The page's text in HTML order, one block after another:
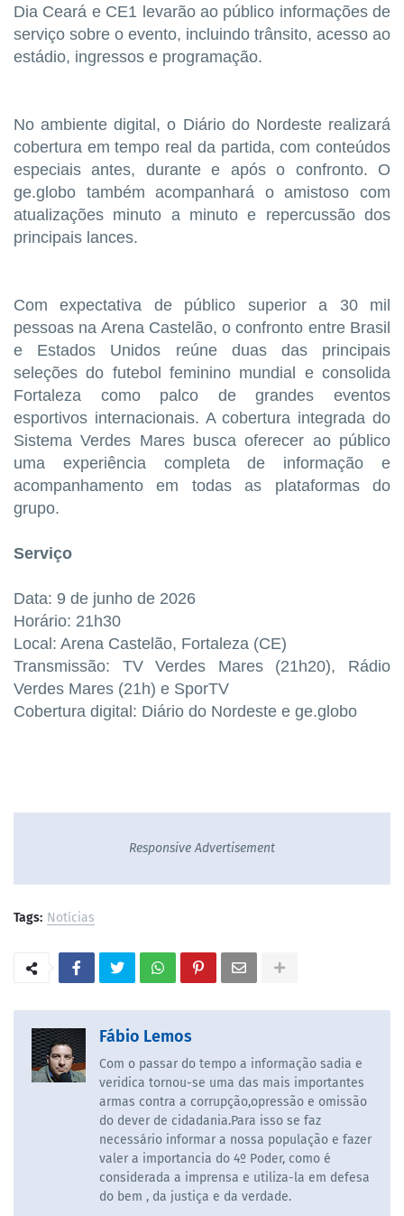
Dia Ceará e CE1 levarão ao público informações de
serviço sobre o evento, incluindo trânsito, acesso ao
estádio, ingressos e programação.
No ambiente digital, o Diário do Nordeste realizará
cobertura em tempo real da partida, com conteúdos
especiais antes, durante e após o confronto. O
ge.globo também acompanhará o amistoso com
atualizações minuto a minuto e repercussão dos
principais lances.
Com expectativa de público superior a 30 mil
pessoas na Arena Castelão, o confronto entre Brasil
e Estados Unidos reúne duas das principais
seleções do futebol feminino mundial e consolida
Fortaleza como palco de grandes eventos
esportivos internacionais. A cobertura integrada do
Sistema Verdes Mares busca oferecer ao público
uma experiência completa de informação e
acompanhamento em todas as plataformas do
grupo.
Serviço
Data: 9 de junho de 2026
Horário: 21h30
Local: Arena Castelão, Fortaleza (CE)
Transmissão: TV Verdes Mares (21h20), Rádio
Verdes Mares (21h) e SporTV
Cobertura digital: Diário do Nordeste e ge.globo
Responsive Advertisement
Tags: Notícias
Fábio Lemos
Com o passar do tempo a informação sadia e
veridica tornou-se uma das mais importantes
armas contra a corrupção,opressão e omissão
do dever de cidadania.Para isso se faz
necessário informar a nossa população e fazer
valer a importancia do 4º Poder, como é
considerada a imprensa e utiliza-la em defesa
do bem , da justiça e da verdade.